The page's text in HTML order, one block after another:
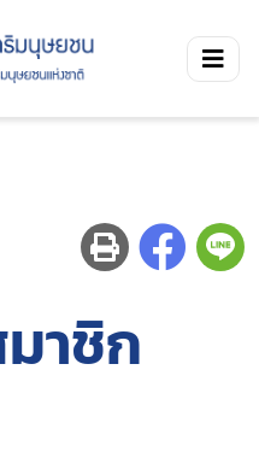
าชิก